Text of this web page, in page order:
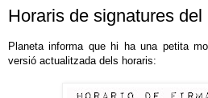
Horaris de signatures
Planeta informa que hi ha una petita
versió actualitzada dels horaris: